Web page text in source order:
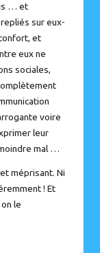
… et
sur eux-
et
eux ne
sociales,
voire
leur
mal …
méprisant. Ni
! Et
le